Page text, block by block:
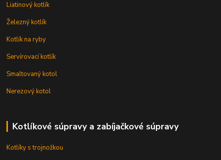
Liatinový kotlík
Železný kotlík
Kotlík na ryby
Servírovací kotlík
Smaltovaný kotol
Nerezový kotol
Kotlíkové súpravy a zabíjačkové súpravy
Kotlíky s trojnožkou